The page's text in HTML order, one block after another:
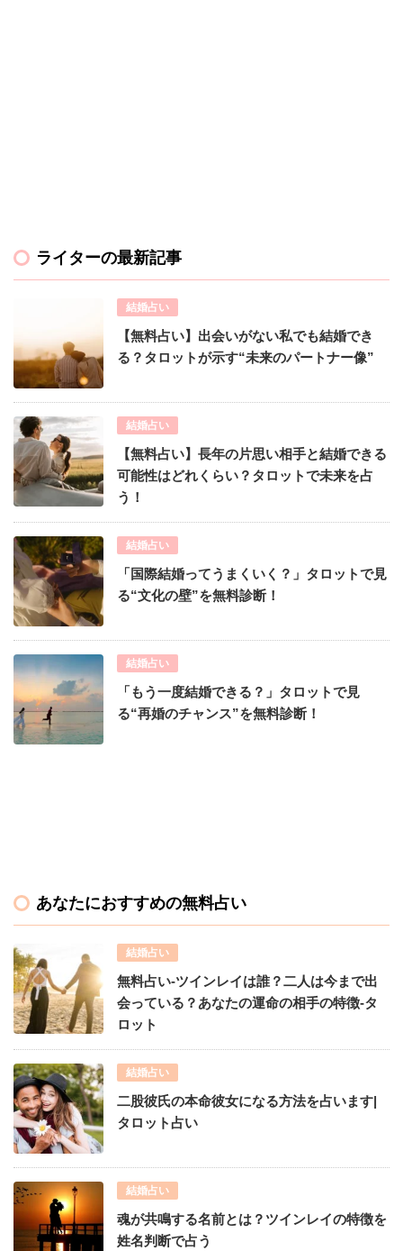
ライターの最新記事
結婚占い
【無料占い】出会いがない私でも結婚でき
る？タロットが示す“未来のパートナー像”
結婚占い
【無料占い】長年の片思い相手と結婚できる
可能性はどれくらい？タロットで未来を占
う！
結婚占い
「国際結婚ってうまくいく？」タロットで見
る“文化の壁”を無料診断！
結婚占い
「もう一度結婚できる？」タロットで見
る“再婚のチャンス”を無料診断！
あなたにおすすめの無料占い
結婚占い
無料占い-ツインレイは誰？二人は今まで出
会っている？あなたの運命の相手の特徴-タ
ロット
結婚占い
二股彼氏の本命彼女になる方法を占います|
タロット占い
結婚占い
魂が共鳴する名前とは？ツインレイの特徴を
姓名判断で占う